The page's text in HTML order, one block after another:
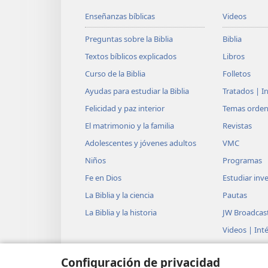
Configuración de privacidad
saquearé sus tesoros
y someteré a sus
Como el hombre que
mi mano se quedará
y, como quien recoge
¡yo me quedaré con
Nadie moverá las alas ni
15 ¿Puede el hacha creerse
¿Puede la sierra
¿Puede un bastón +
¿O puede una vara
16
Por lo tanto, el Señor
dejará esqueléticos a
y encenderá un fuego
Enseñanzas bíblicas
Preguntas sobre la Biblia
Textos bíblicos explicados
Curso de la Biblia
Ayudas para estudiar la Biblia
Felicidad y paz interior
El matrimonio y la familia
Adolescentes y jóvenes adultos
Niños
Fe en Dios
La Biblia y la ciencia
La Biblia y la historia
Videos
Biblia
Libros
Folletos
Tratados |
Temas orden
Revistas
VMC
Programas
Estudiar
Pautas
JW
Videos |
Música